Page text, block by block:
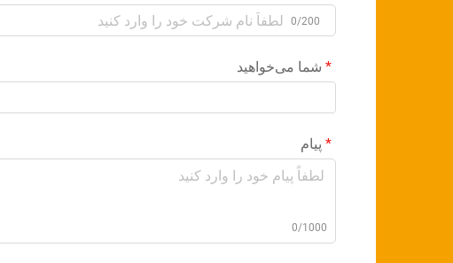
0/200
شما می‌خواهید
پیام
0/1000